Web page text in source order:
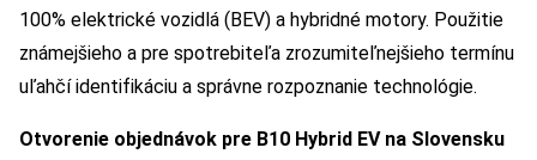
100% elektrické vozidlá (BEV) a hybridné motory. Použitie
známejšieho a pre spotrebiteľa zrozumiteľnejšieho termínu
uľahčí identifikáciu a správne rozpoznanie technológie.
Otvorenie objednávok pre B10 Hybrid EV na Slovensku